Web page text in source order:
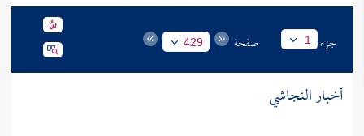
جزء 1 صفحة 429
أخبار النجاشي